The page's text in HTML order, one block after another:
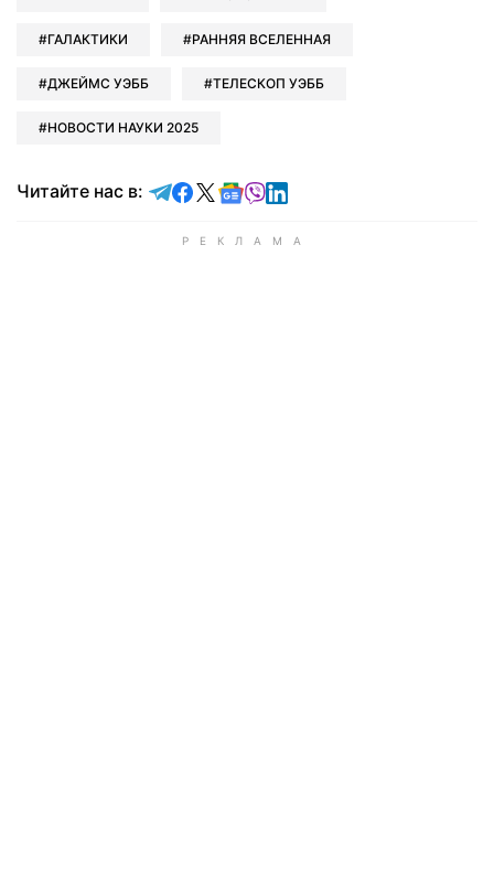
ГАЛАКТИКИ РАННЯЯ ВСЕЛЕННАЯ
ДЖЕЙМС УЭББ ТЕЛЕСКОП УЭББ
НОВОСТИ НАУКИ 2025
Читайте нас в: Читайте в Telegram
Читайте в Facebook
Читайте в X
Читайте в Google news
Читайте в Viber
Читайте в LinkedIn